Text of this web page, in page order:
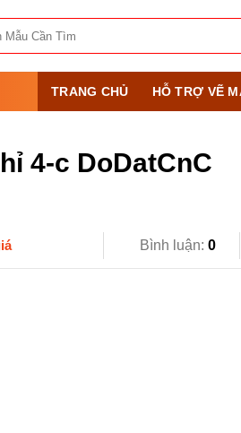
TRANG CHỦ HỖ TRỢ VẼ
4-c DoDatCnC
Bình luận: 0